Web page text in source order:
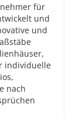
für
und
und
individuelle
nach